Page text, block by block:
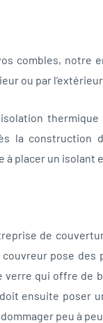
combles, notre
ou par l’extérieur.
la construction
placer un isolant
de
pose des
verre qui offre de
ensuite poser
peu à